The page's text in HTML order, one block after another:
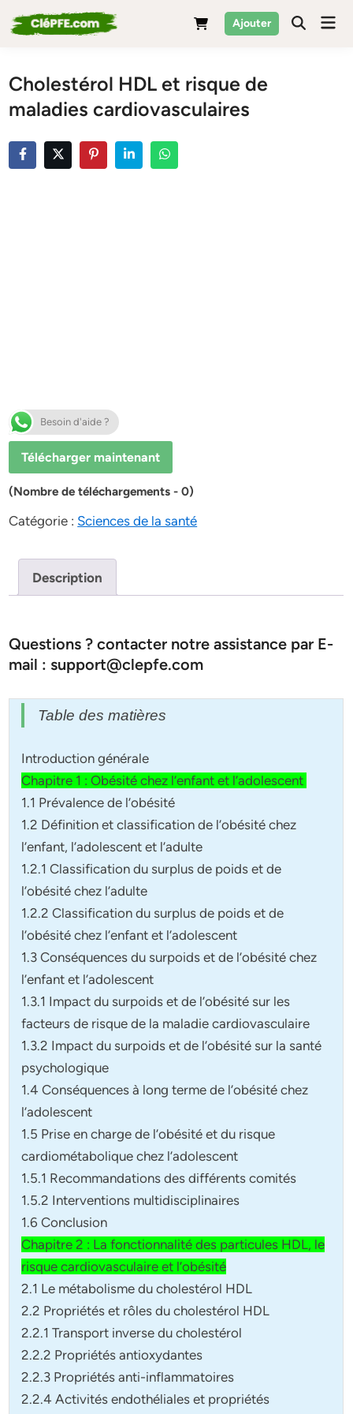
to
Ajouter
Cholestérol HDL et risque de
maladies cardiovasculaires
Besoin d'aide ?
Télécharger maintenant
(Nombre de téléchargements - 0)
Catégorie : Sciences de la santé
Description
Questions ? contacter notre assistance par E-
mail : support@clepfe.com
Table des matières
Introduction générale
Chapitre 1 : Obésité chez l’enfant et l’adolescent
1.1 Prévalence de l’obésité
1.2 Définition et classification de l’obésité chez
l’enfant, l’adolescent et l’adulte
1.2.1 Classification du surplus de poids et de
l’obésité chez l’adulte
1.2.2 Classification du surplus de poids et de
l’obésité chez l’enfant et l’adolescent
1.3 Conséquences du surpoids et de l’obésité chez
l’enfant et l’adolescent
1.3.1 Impact du surpoids et de l’obésité sur les
facteurs de risque de la maladie cardiovasculaire
1.3.2 Impact du surpoids et de l’obésité sur la santé
psychologique
1.4 Conséquences à long terme de l’obésité chez
l’adolescent
1.5 Prise en charge de l’obésité et du risque
cardiométabolique chez l’adolescent
1.5.1 Recommandations des différents comités
1.5.2 Interventions multidisciplinaires
1.6 Conclusion
Chapitre 2 : La fonctionnalité des particules HDL, le
risque cardiovasculaire et l’obésité
2.1 Le métabolisme du cholestérol HDL
2.2 Propriétés et rôles du cholestérol HDL
2.2.1 Transport inverse du cholestérol
2.2.2 Propriétés antioxydantes
2.2.3 Propriétés anti-inflammatoires
2.2.4 Activités endothéliales et propriétés